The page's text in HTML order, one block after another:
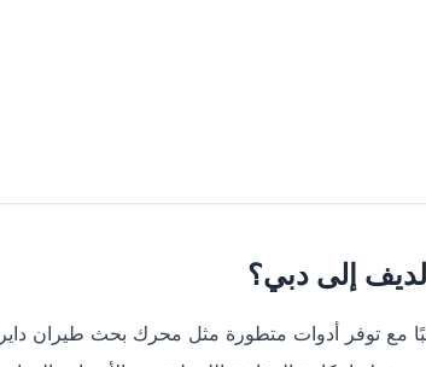
إلى دبي؟
مع توفر أدوات متطورة مثل محرك بحث طيران